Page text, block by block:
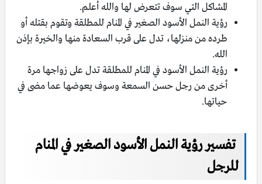
المشاكل التي سوف تتعرض لها والله أعلم.
رؤية النمل الأسود الصغير في المنام للمطلقة وتقوم بقتله أو
طرده من منزلها، تدل على قرب السعادة منها والخيرة بإذن
الله.
رؤية النمل الأسود في المنام للمطلقة تدل على زواجها مرة
أخرى من رجل حسن السمعة وسوف يعوضها عما مضى في
حياتها.
تفسير رؤية النمل الأسود الصغير في المنام
للرجل